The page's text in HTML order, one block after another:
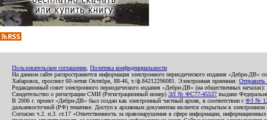
Пользовательское соглашение Политика конфиденциальности
На данном сайте распространяется информация электронного периодического издания «Дебри-
Хабаровск, проспект 60-летия Октября, 88-46, т./ф.84212296081. Электронная приемная:
Редакционный совет электронного периодического издания «Дебри-ДВ» (на
Свидетельство о регистрации СМИ (Регистрационный номер) ЭЛ № ФС77-45537 выдано
В 2006 г. проект «Дебри-ДВ» был создан как электронный частный архив, в соответствии с ФЗ №
дальневосточной (РФ) тематике. Доступ к архивным документам является открытым в
Согласно ч.2. п.3. ст.17 «Ответственность за правонарушения в сфере информации,